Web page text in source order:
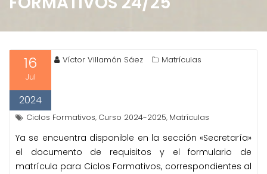
16
Jul
2024
Víctor Villamón Sáez Matrículas
Ciclos Formativos, Curso 2024-2025, Matrículas
Ya se encuentra disponible en la sección «Secretaría»
el documento de requisitos y el formulario de
matrícula para Ciclos Formativos, correspondientes al